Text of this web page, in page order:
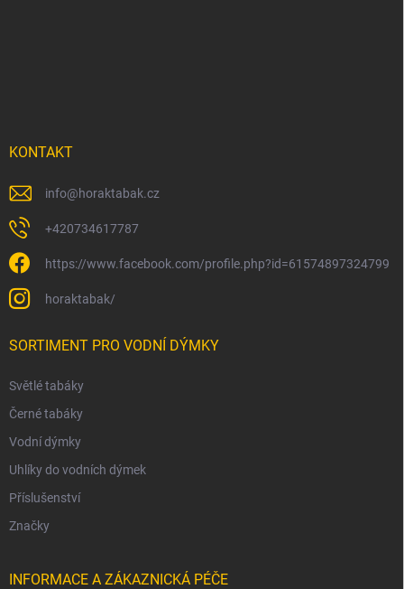
KONTAKT
info@horaktabak.cz
+420734617787
https://www.facebook.com/profile.php?id=61574897324799
horaktabak/
SORTIMENT PRO VODNÍ DÝMKY
Světlé tabáky
Černé tabáky
Vodní dýmky
Uhlíky do vodních dýmek
Příslušenství
Značky
INFORMACE A ZÁKAZNICKÁ PÉČE